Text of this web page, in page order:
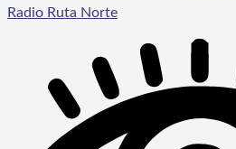
Radio Ruta Norte